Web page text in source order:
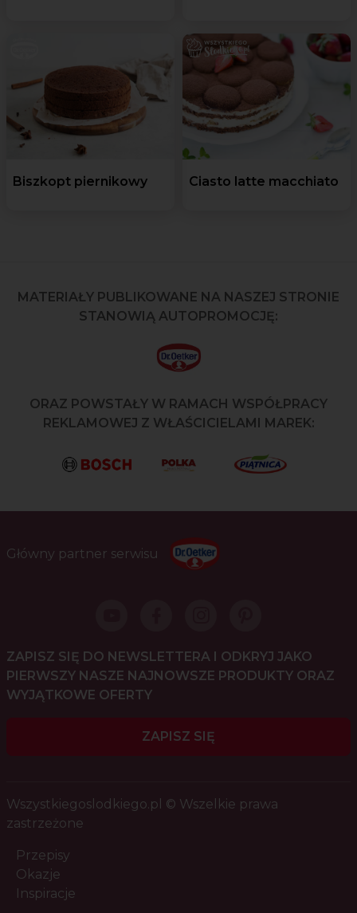
Biszkopt piernikowy Ciasto latte macchiato
MATERIAŁY PUBLIKOWANE NA NASZEJ STRONIE
STANOWIĄ AUTOPROMOCJĘ:
ORAZ POWSTAŁY W RAMACH WSPÓŁPRACY
REKLAMOWEJ Z WŁAŚCICIELAMI MAREK:
Główny partner serwisu
ZAPISZ SIĘ DO NEWSLETTERA I ODKRYJ JAKO
PIERWSZY NASZE NAJNOWSZE PRODUKTY ORAZ
WYJĄTKOWE OFERTY
ZAPISZ SIĘ
Wszystkiegoslodkiego.pl © Wszelkie prawa
zastrzeżone
Przepisy
Okazje
Inspiracje